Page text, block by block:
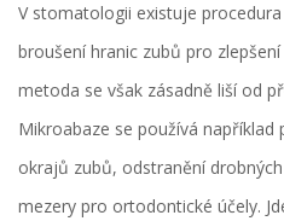
V stomatologii existuje procedura
broušení hranic zubů pro
metoda se však zásadně liší od
Mikroabaze se používá například
okrajů zubů, odstranění
mezery pro ortodontické účely.